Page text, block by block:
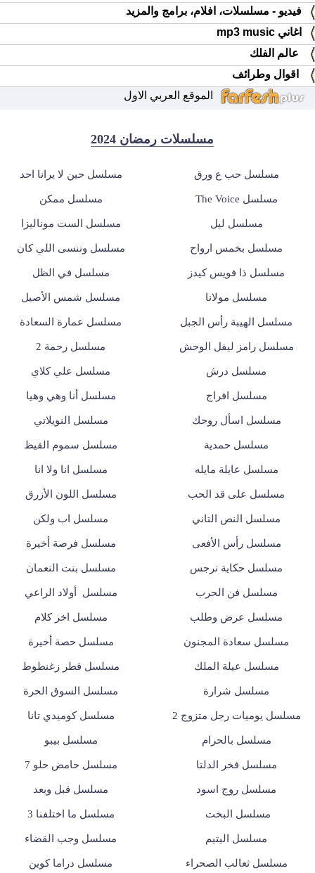
فيديو - مسلسلات، افلام، برامج والمزيد
اغاني mp3 music
عالم الفلك
اقوال وطرائف
الموقع العربي الاول
مسلسلات رمضان 2024
مسلسل حب ع ورق مسلسل حين لا يرانا احد
مسلسل The Voice مسلسل ممكن
مسلسل ليل مسلسل الست موناليزا
مسلسل بخمس ارواح مسلسل وننسى اللي كان
مسلسل ذا فويس كيدز مسلسل في الظل
مسلسل مولانا مسلسل شمس الأصيل
مسلسل الهيبة رأس الجبل مسلسل عمارة السعادة
مسلسل رامز ليفل الوحش مسلسل رحمة 2
مسلسل درش مسلسل علي كلاي
مسلسل افراج مسلسل أنا وهي وهيا
مسلسل اسأل روحك مسلسل النويلاتي
مسلسل حمدية مسلسل سموم القيظ
مسلسل عايلة مايله مسلسل انا ولا انا
مسلسل على قد الحب مسلسل اللون الأزرق
مسلسل النص التاني مسلسل اب ولكن
مسلسل رأس الأفعى مسلسل فرصة أخيرة
مسلسل حكاية نرجس مسلسل بنت النعمان
مسلسل فن الحرب مسلسل أولاد الراعي
مسلسل عرض وطلب مسلسل اخر كلام
مسلسل سعادة المجنون مسلسل حصة أخيرة
مسلسل عيلة الملك مسلسل قطر زغنطوط
مسلسل شرارة مسلسل السوق الحرة
مسلسل يوميات رجل متزوج 2 مسلسل كوميدي تانا
مسلسل بالحرام مسلسل بيبو
مسلسل فخر الدلتا مسلسل حامض حلو 7
مسلسل روج اسود مسلسل قبل وبعد
مسلسل البخت مسلسل ما اختلفنا 3
مسلسل اليتيم مسلسل وجب القضاء
مسلسل ثعالب الصحراء مسلسل دراما كوين